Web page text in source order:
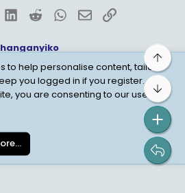
LinkedInRedditWhatsApp
EmailLink
Personal Data Protection
to help personalise content, tailor
you logged in if you register.
you are consenting to our use of
Top